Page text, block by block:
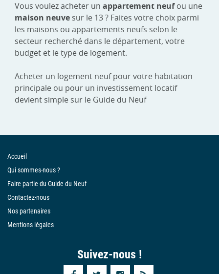
Vous voulez acheter un appartement neufou une
maison neuve sur le 13 ? Faites votre choix parmi
les maisons ou appartements neufs selon le
secteur recherché dans le département, votre
budget et le type de logement.
Acheter un logement neuf pour votre habitation
principale ou pour un investissement locatif
devient simple sur le Guide du Neuf
Accueil
Qui sommes-nous ?
Faire partie du Guide du Neuf
Contactez-nous
Nos partenaires
Mentions légales
Suivez-nous !